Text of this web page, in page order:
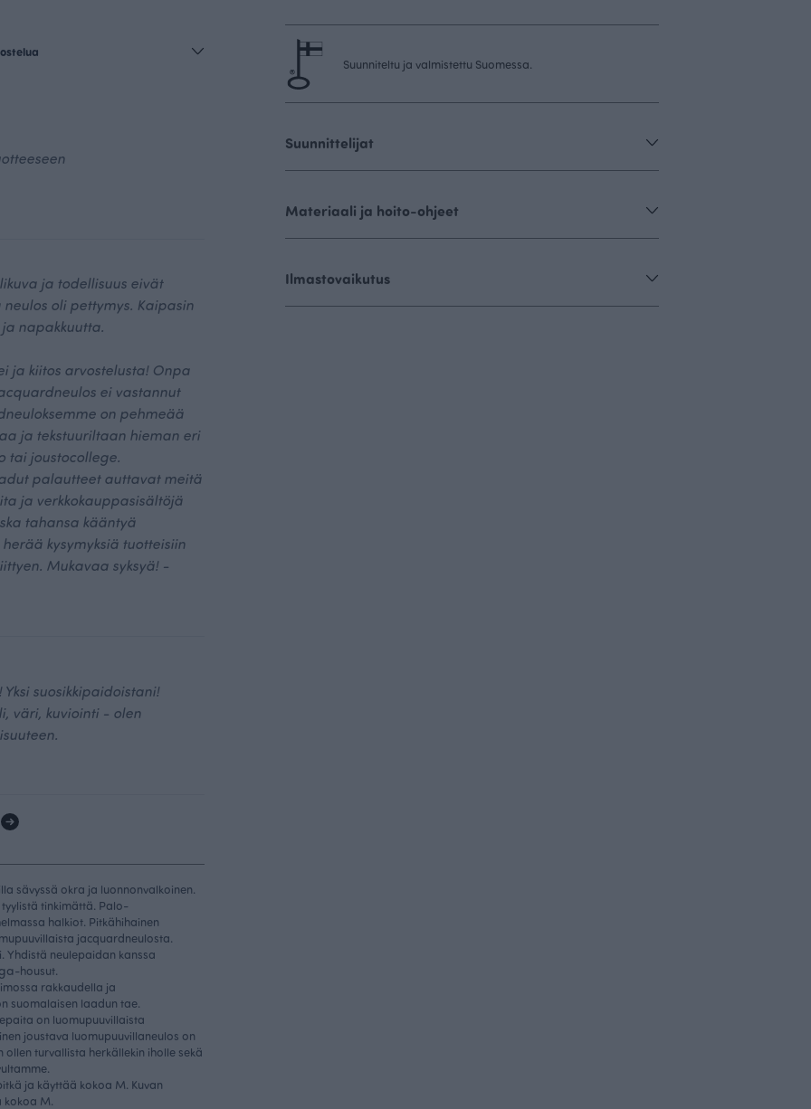
ja todellisuus eivät
oli pettymys. Kaipasin
napakkuutta.
ja kiitos arvostelusta! Onpa
ei vastannut
on pehmeää
ja tekstuuriltaan hieman eri
tai joustocollege.
palautteet auttavat meitä
ja verkkokauppasisältöjä
tahansa kääntyä
kysymyksiä tuotteisiin
Mukavaa syksyä! -
suosikkipaidoistani!
väri, kuviointi - olen
sävyssä okra ja luonnonvalkoinen.
tinkimättä. Palo-
halkiot. Pitkähihainen
jacquardneulosta.
Yhdistä neulepaidan kanssa
-housut.
rakkaudella ja
suomalaisen laadun tae.
on luomupuuvillaista
joustava luomupuuvillaneulos on
turvallista herkällekin iholle sekä
ja käyttää kokoa M. Kuvan
kokoa M.
Suunniteltu ja valmistettu Suomessa.
Suunnittelijat
Materiaali ja hoito-ohjeet
Ilmastovaikutus